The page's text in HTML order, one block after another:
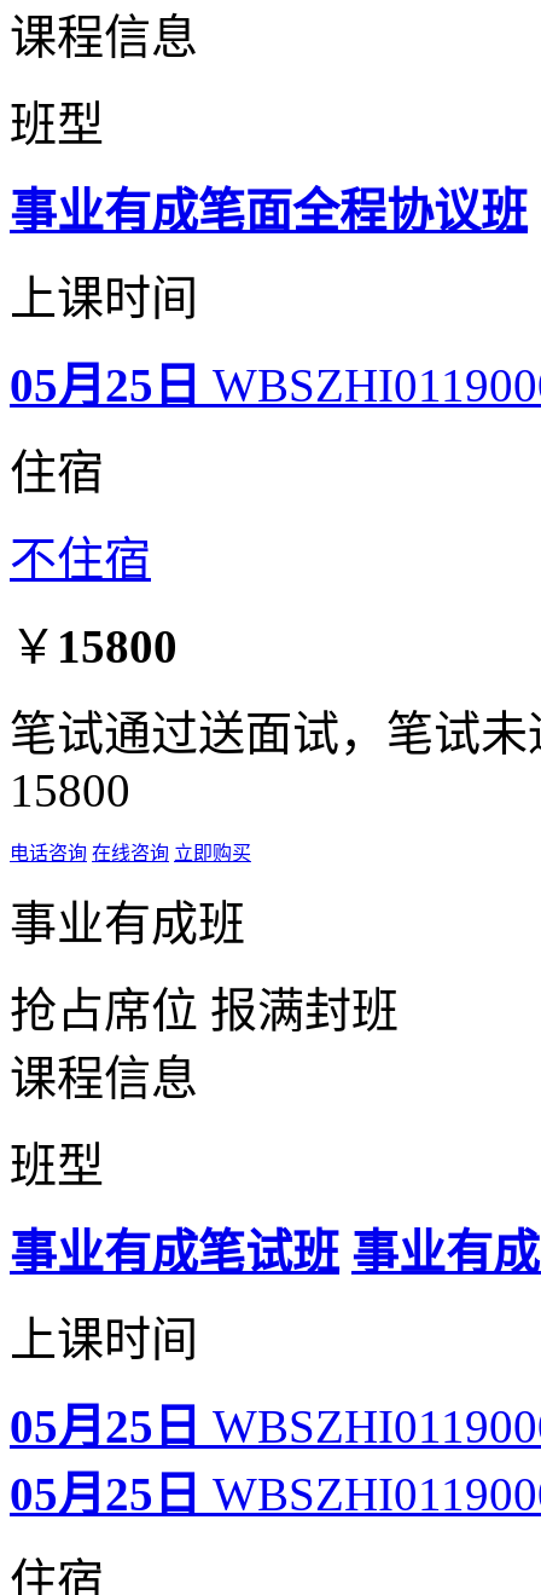
课程信息
班型
事业有成笔面全程协议班
上课时间
05月25日
住宿
不住宿
￥ 15800
笔试通过送面试，笔试
15800
电话咨询 在线咨询 立即购买
事业有成班
抢占席位 报满封班
课程信息
班型
事业有成笔试班 事业有
上课时间
05月25日
05月25日
住宿